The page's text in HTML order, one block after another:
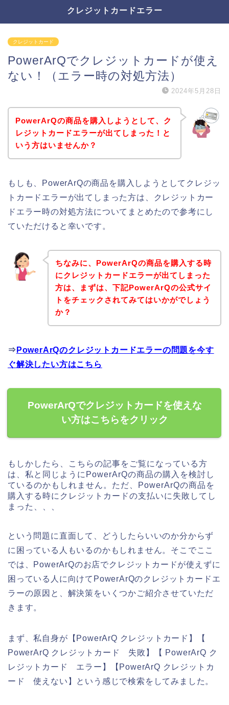
クレジットカードエラー
クレジットカード
PowerArQでクレジットカードが使え
ない！（エラー時の対処方法）
2024年5月28日
PowerArQの商品を購入しようとして、ク
レジットカードエラーが出てしまった！と
いう方はいませんか？
もしも、PowerArQの商品を購入しようとしてクレジッ
トカードエラーが出てしまった方は、クレジットカー
ドエラー時の対処方法についてまとめたので参考にし
ていただけると幸いです。
ちなみに、PowerArQの商品を購入する時
にクレジットカードエラーが出てしまった
方は、まずは、下記PowerArQの公式サイ
トをチェックされてみてはいかがでしょう
か？
⇒ PowerArQのクレジットカードエラーの問題を今す
ぐ解決したい方はこちら
PowerArQでクレジットカードを使えな
い方はこちらをクリック
もしかしたら、こちらの記事をご覧になっている方
は、私と同じようにPowerArQの商品の購入を検討し
ているのかもしれません。ただ、PowerArQの商品を
購入する時にクレジットカードの支払いに失敗してし
まった、、、
という問題に直面して、どうしたらいいのか分からず
に困っている人もいるのかもしれません。そこでここ
では、PowerArQのお店でクレジットカードが使えずに
困っている人に向けてPowerArQのクレジットカードエ
ラーの原因と、解決策をいくつかご紹介させていただ
きます。
まず、私自身が【PowerArQ クレジットカード】【
PowerArQ クレジットカード 失敗】【 PowerArQ ク
レジットカード エラー】【PowerArQ クレジットカ
ード 使えない】という感じで検索をしてみました。